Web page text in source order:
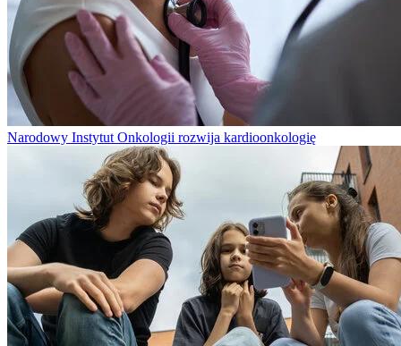
Narodowy Instytut Onkologii rozwija kardioonkologię